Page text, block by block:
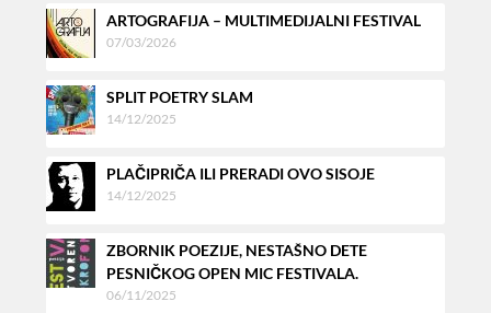
ARTOGRAFIJA – MULTIMEDIJALNI FESTIVAL
07/03/2026
SPLIT POETRY SLAM
14/12/2025
PLAČIPRIČA ILI PRERADI OVO SISOJE
14/12/2025
ZBORNIK POEZIJE, NESTAŠNO DETE
PESNIČKOG OPEN MIC FESTIVALA.
06/11/2025